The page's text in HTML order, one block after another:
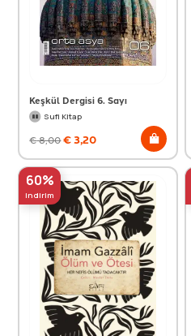
Keşkül Dergisi 6. Sayı
Sufi Kitap
€8,00€ 3,20
60%
indirim